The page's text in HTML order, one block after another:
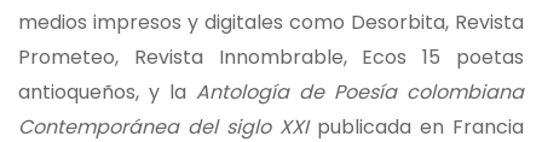
medios impresos y digitales como Desorbita, Revista
Prometeo, Revista Innombrable, Ecos 15 poetas
antioqueños, y la Antología de Poesía colombiana
Contemporánea del siglo XXIpublicada en Francia